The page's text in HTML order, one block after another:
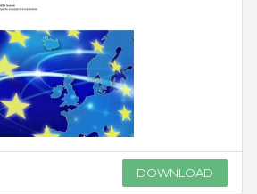
DOWNLOAD